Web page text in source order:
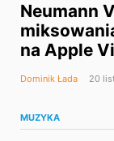
Neumann
na Apple
Dominik Łada 20
MUZYKA